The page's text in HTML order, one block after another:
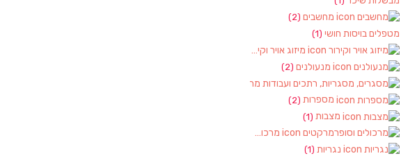
מחשבים (2)
מטפלים בויסות חושי (1)
מיזוג אויר וקירור
מנעולנים (2)
מספרות (2)
מצבות (1)
מרכולים וסופרמרקטים
נגריות (1)